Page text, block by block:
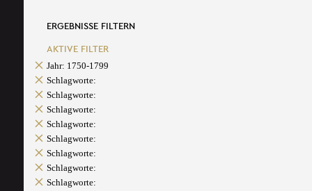
ERGEBNISSE FILTERN
AKTIVE FILTER
Jahr: 1750-1799
Schlagworte:
Schlagworte:
Schlagworte:
Schlagworte:
Schlagworte:
Schlagworte:
Schlagworte:
Schlagworte: